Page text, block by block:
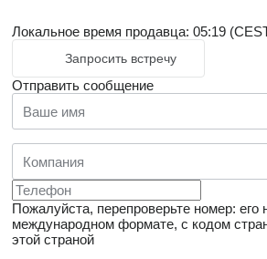
Локальное время продавца: 05:19
Запросить встречу
Отправить сообщение
Пожалуйста, перепроверьте номер: его
международном формате, с кодом
этой страной